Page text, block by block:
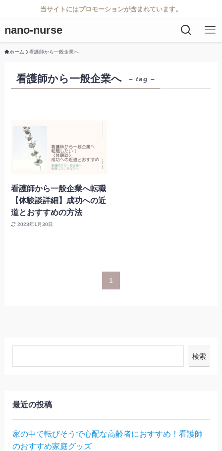
当サイトにはプロモーションが含まれています。
nano-nurse
ホーム 看護師から一般企業へ
看護師から一般企業へ – tag –
看護師から一般企業へ転職
【体験談詳細】成功への近
道とおすすめの方法
2023年1月30日
1
検索
最近の投稿
家の中で転びそうで心配な高齢者におすすめ！看護師
のおすすめ家庭グッズ